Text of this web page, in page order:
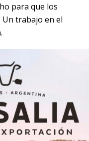
para que los
trabajo en el